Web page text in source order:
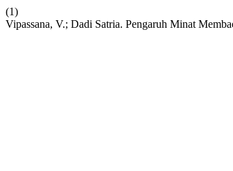
(1)
Vipassana, V.; Dadi Satria. Pengaruh Minat